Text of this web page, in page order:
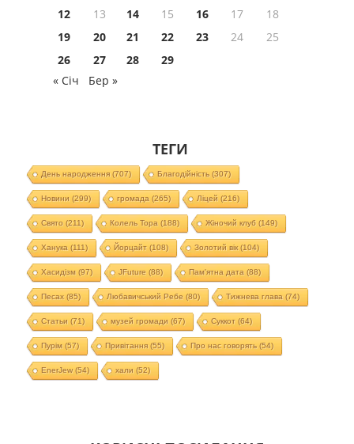
12
13 14 15 16 17
18
19
20 21 22 23 24
25
26
27 28
29
« Січ
Бер »
ТЕГИ
День народження(707) Благодійність(307)
Новини (299) громада (265) Ліцей (216)
Свято (211) Колель Тора (188) Жіночий клуб (149)
Ханука (111) Йорцайт (108) Золотий вік(104)
Хасидізм (97) JFuture (88) Пам'ятна дата (88)
Песах(85) Любавичський Ребе (80) Тижнева глава (74)
Статьи (71) музей громади (67) Суккот (64)
Пурім (57) Привітання(55) Про нас говорять(54)
EnerJew(54) хали (52)